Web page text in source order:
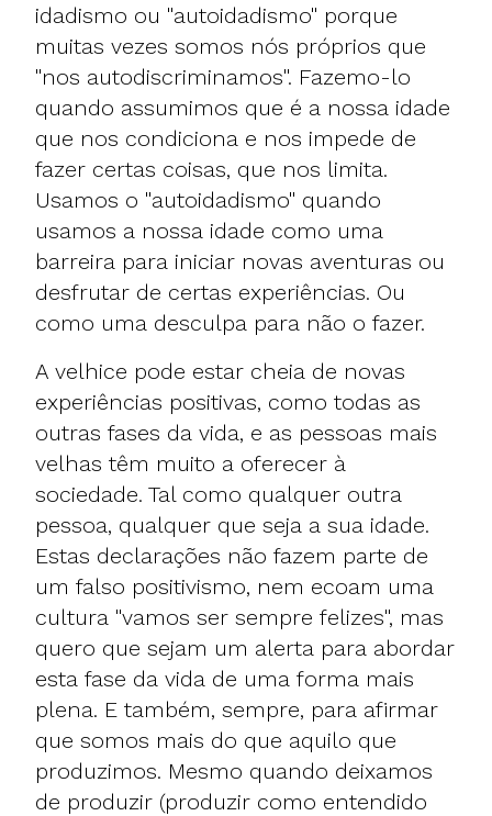
idadismo ou "autoidadismo" porque
muitas vezes somos nós próprios que
"nos autodiscriminamos". Fazemo-lo
quando assumimos que é a nossa idade
que nos condiciona e nos impede de
fazer certas coisas, que nos limita.
Usamos o "autoidadismo" quando
usamos a nossa idade como uma
barreira para iniciar novas aventuras ou
desfrutar de certas experiências. Ou
como uma desculpa para não o fazer.
A velhice pode estar cheia de novas
experiências positivas, como todas as
outras fases da vida, e as pessoas mais
velhas têm muito a oferecer à
sociedade. Tal como qualquer outra
pessoa, qualquer que seja a sua idade.
Estas declarações não fazem parte de
um falso positivismo, nem ecoam uma
cultura "vamos ser sempre felizes", mas
quero que sejam um alerta para abordar
esta fase da vida de uma forma mais
plena. E também, sempre, para afirmar
que somos mais do que aquilo que
produzimos. Mesmo quando deixamos
de produzir (produzir como entendido